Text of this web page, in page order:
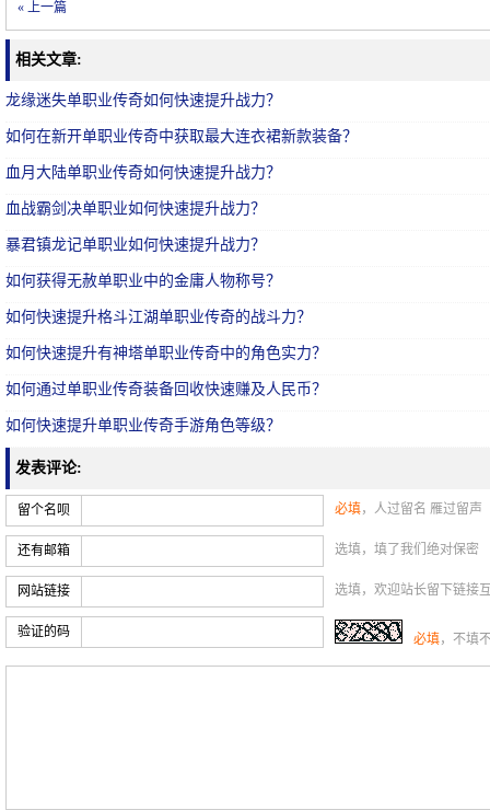
« 上一篇
相关文章:
龙缘迷失单职业传奇如何快速提升战力？
如何在新开单职业传奇中获取最大连衣裙新款装备？
血月大陆单职业传奇如何快速提升战力？
血战霸剑决单职业如何快速提升战力？
暴君镇龙记单职业如何快速提升战力？
如何获得无赦单职业中的金庸人物称号？
如何快速提升格斗江湖单职业传奇的战斗力？
如何快速提升有神塔单职业传奇中的角色实力？
如何通过单职业传奇装备回收快速赚及人民币？
如何快速提升单职业传奇手游角色等级？
发表评论:
留个名呗 必填，人过留名 雁过留声
还有邮箱 选填，填了我们绝对保密
网站链接 选填，欢迎站长留下链接
验证的码 必填，不填